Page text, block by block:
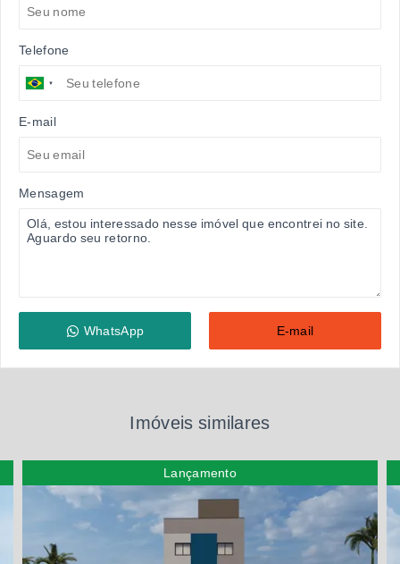
Telefone
E-mail
Mensagem
WhatsApp E-mail
Imóveis similares
Lançamento